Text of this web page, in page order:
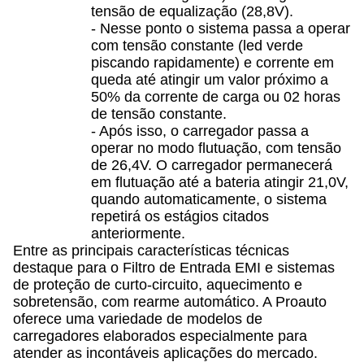
tensão de equalização (28,8V).
- Nesse ponto o sistema passa a operar
com tensão constante (led verde
piscando rapidamente) e corrente em
queda até atingir um valor próximo a
50% da corrente de carga ou 02 horas
de tensão constante.
- Após isso, o carregador passa a
operar no modo flutuação, com tensão
de 26,4V. O carregador permanecerá
em flutuação até a bateria atingir 21,0V,
quando automaticamente, o sistema
repetirá os estágios citados
anteriormente.
Entre as principais características técnicas
destaque para o Filtro de Entrada EMI e sistemas
de proteção de curto-circuito, aquecimento e
sobretensão, com rearme automático. A Proauto
oferece uma variedade de modelos de
carregadores elaborados especialmente para
atender as incontáveis aplicações do mercado.